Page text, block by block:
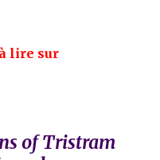
lire sur
of Tristram